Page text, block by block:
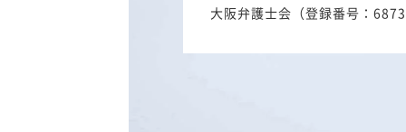
大阪弁護士会（登録番号：